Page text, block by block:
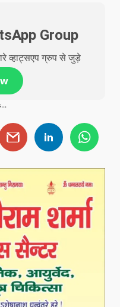
Group
व्हाट्सएप ग्रुप से जुड़े